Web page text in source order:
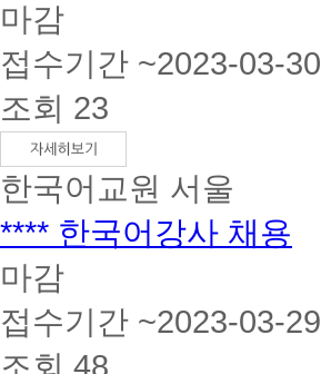
마감
접수기간 ~2023-03-30
조회 23
한국어교원 서울
**** 한국어강사 채용
마감
접수기간 ~2023-03-29
조회 48